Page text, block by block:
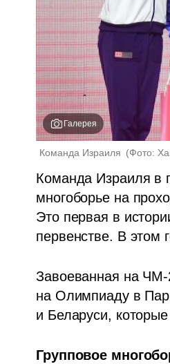
Галерея
Команда Израиля (Фото:
Команда Израиля в
многоборье на
Это первая в
первенстве. В этом
Завоеванная на ЧМ-
на Олимпиаду в
и Беларуси,
Групповое